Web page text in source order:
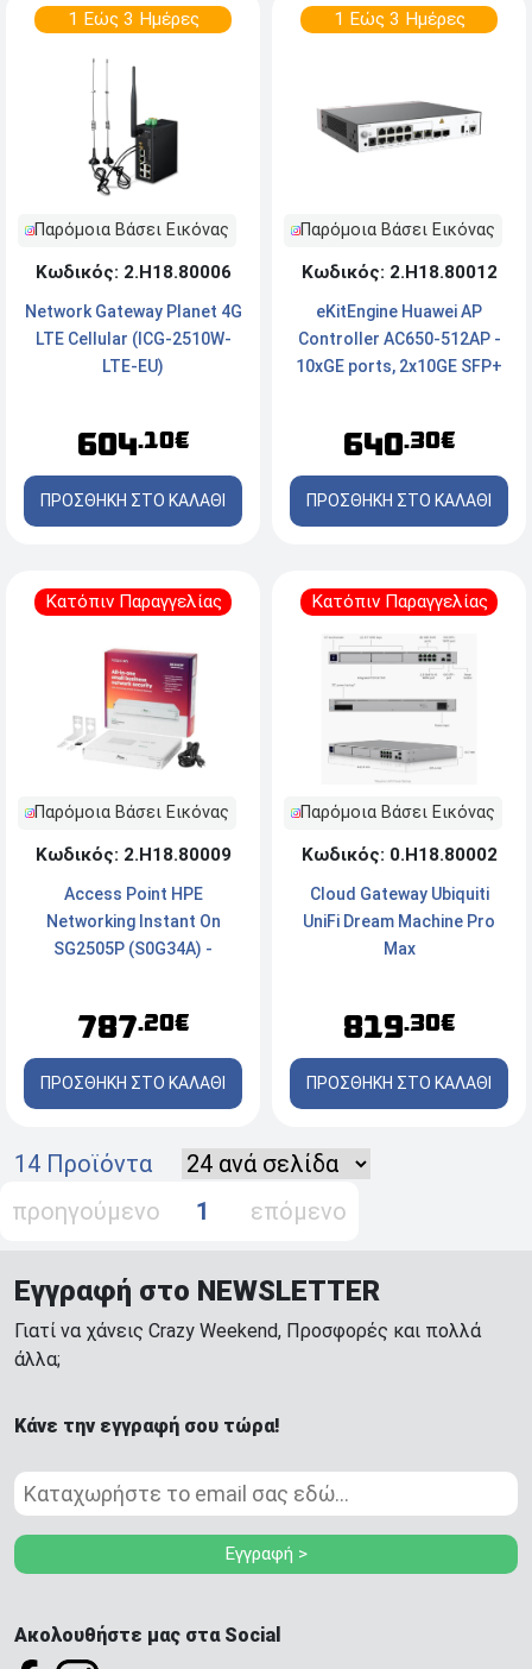
1 Εώς 3 Ημέρες
Παρόμοια Βάσει Εικόνας
Κωδικός: 2.Η18.80006
Network Gateway Planet 4G
LTE Cellular (ICG-2510W-
LTE-EU)
604.10€
ΠΡΟΣΘΗΚΗ ΣΤΟ ΚΑΛΑΘΙ
1 Εώς 3 Ημέρες
Παρόμοια Βάσει Εικόνας
Κωδικός: 2.Η18.80012
eKitEngine Huawei AP
Controller AC650-512AP -
10xGE ports, 2x10GE SFP+
640.30€
ΠΡΟΣΘΗΚΗ ΣΤΟ ΚΑΛΑΘΙ
Κατόπιν Παραγγελίας
Παρόμοια Βάσει Εικόνας
Κωδικός: 2.Η18.80009
Access Point HPE
Networking Instant On
SG2505P (S0G34A) -
787.20€
ΠΡΟΣΘΗΚΗ ΣΤΟ ΚΑΛΑΘΙ
Κατόπιν Παραγγελίας
Παρόμοια Βάσει Εικόνας
Κωδικός: 0.Η18.80002
Cloud Gateway Ubiquiti
UniFi Dream Machine Pro
Max
819.30€
ΠΡΟΣΘΗΚΗ ΣΤΟ ΚΑΛΑΘΙ
14 Προϊόντα
προηγούμενο
1 επόμενο
Εγγραφή στο NEWSLETTER
Γιατί να χάνεις Crazy Weekend, Προσφορές και πολλά
άλλα;
Κάνε την εγγραφή σου τώρα!
Εγγραφή >
Ακολουθήστε μας στα Social